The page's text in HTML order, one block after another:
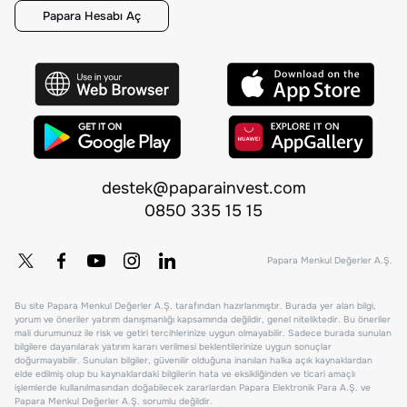
Papara Hesabı Aç
destek@paparainvest.com
0850 335 15 15
Papara Menkul Değerler A.Ş.
Bu site Papara Menkul Değerler A.Ş. tarafından hazırlanmıştır. Burada yer alan bilgi,
yorum ve öneriler yatırım danışmanlığı kapsamında değildir, genel niteliktedir. Bu öneriler
mali durumunuz ile risk ve getiri tercihlerinize uygun olmayabilir. Sadece burada sunulan
bilgilere dayanılarak yatırım kararı verilmesi beklentilerinize uygun sonuçlar
doğurmayabilir. Sunulan bilgiler, güvenilir olduğuna inanılan halka açık kaynaklardan
elde edilmiş olup bu kaynaklardaki bilgilerin hata ve eksikliğinden ve ticari amaçlı
işlemlerde kullanılmasından doğabilecek zararlardan Papara Elektronik Para A.Ş. ve
Papara Menkul Değerler A.Ş. sorumlu değildir.